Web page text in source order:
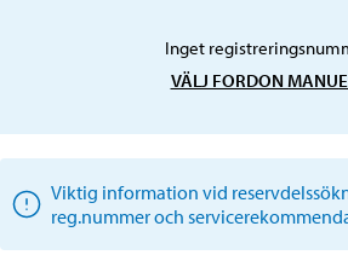
Inget
VÄLJ FORDON
Viktig information vid
reg.nummer och